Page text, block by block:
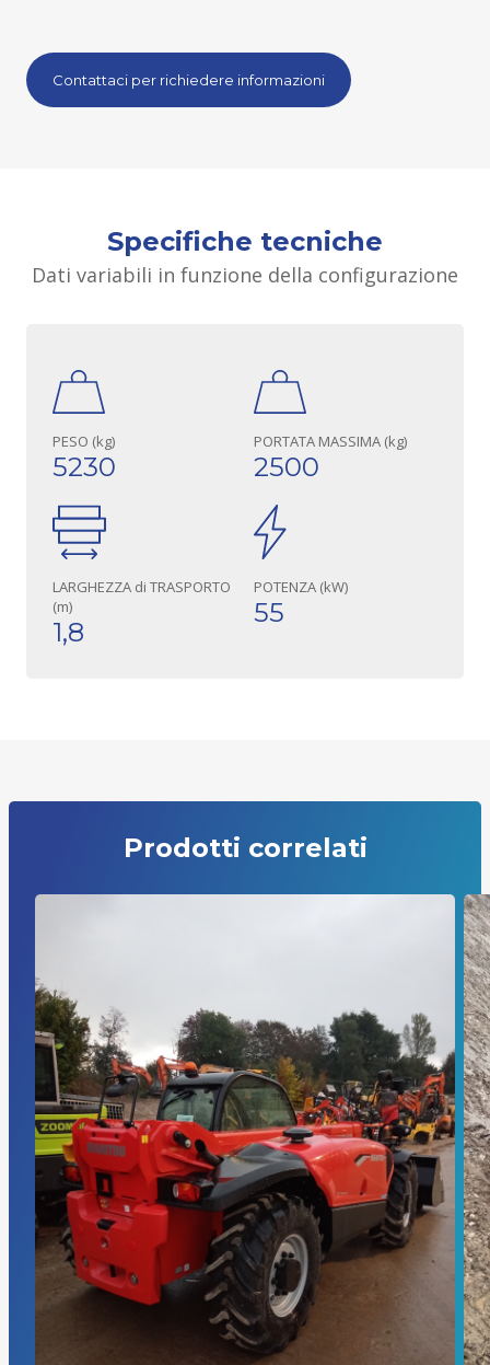
Contattaci per richiedere informazioni
Specifiche tecniche
Dati variabili in funzione della configurazione
PESO (kg)
5230
PORTATA MASSIMA (kg)
2500
LARGHEZZA di TRASPORTO
(m)
1,8
POTENZA (kW)
55
Prodotti correlati